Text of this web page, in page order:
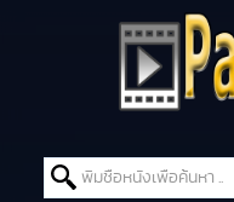
Search for: